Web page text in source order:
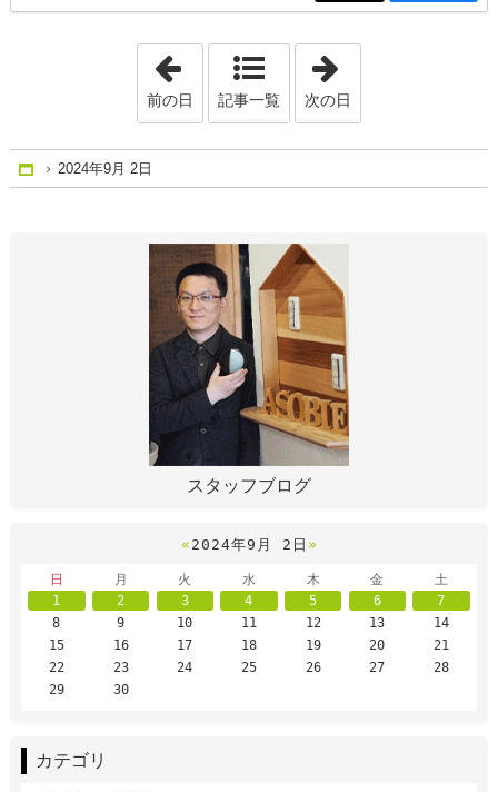
「2024年9月 1日」
前の日 記事一覧 次の日
Home
2024年9月 2日
スタッフブログ
« 2024年9月 2日 »
日 月 火 水 木 金
土
1
2 3 4 5 6
7
8
9 10 11 12 13
14
15
16 17 18 19 20
21
22
23 24 25 26 27
28
29
30
カテゴリ